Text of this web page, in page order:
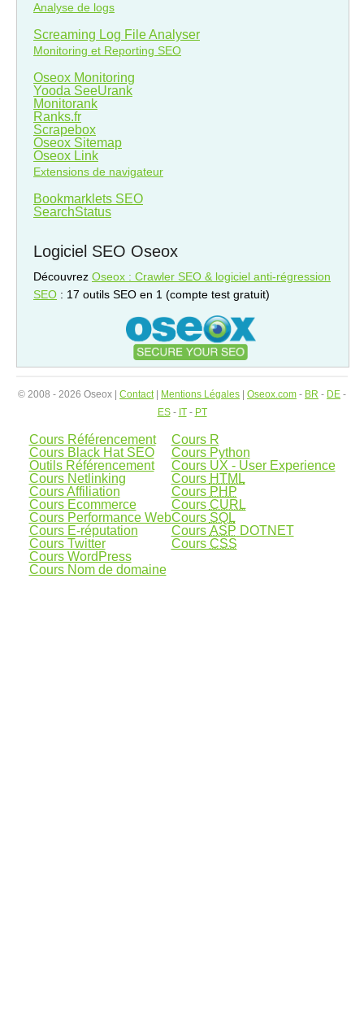
Analyse de logs
Screaming Log File Analyser
Monitoring et Reporting SEO
Oseox Monitoring
Yooda SeeUrank
Monitorank
Ranks.fr
Scrapebox
Oseox Sitemap
Oseox Link
Extensions de navigateur
Bookmarklets SEO
SearchStatus
Logiciel SEO Oseox
Découvrez Oseox : Crawler SEO & logiciel anti-régression
SEO : 17 outils SEO en 1 (compte test gratuit)
© 2008 - 2026 Oseox | Contact| Mentions Légales Oseox.com - BR - DE -
ES- IT- PT
Cours Référencement
Cours Black Hat SEO
Outils Référencement
Cours Netlinking
Cours Affiliation
Cours Ecommerce
Cours Performance Web
Cours E-réputation
Cours Twitter
Cours WordPress
Cours Nom de domaine
Cours R
Cours Python
Cours UX - User Experience
Cours HTML
Cours PHP
Cours CURL
Cours SQL
Cours ASP DOTNET
Cours CSS